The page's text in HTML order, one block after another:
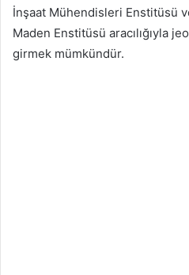
İnşaat Mühendisleri Enstitüsü
Maden Enstitüsü aracılığıyla
girmek mümkündür.